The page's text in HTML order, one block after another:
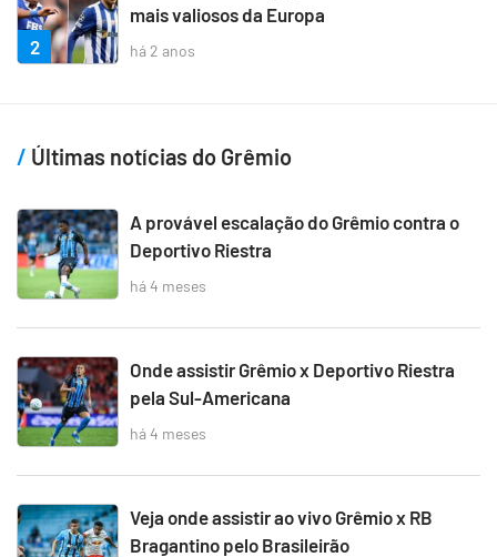
2
mais valiosos da Europa
há 2 anos
Últimas notícias do Grêmio
A provável escalação do Grêmio contra o
Deportivo Riestra
há 4 meses
Onde assistir Grêmio x Deportivo Riestra
pela Sul-Americana
há 4 meses
Veja onde assistir ao vivo Grêmio x RB
Bragantino pelo Brasileirão